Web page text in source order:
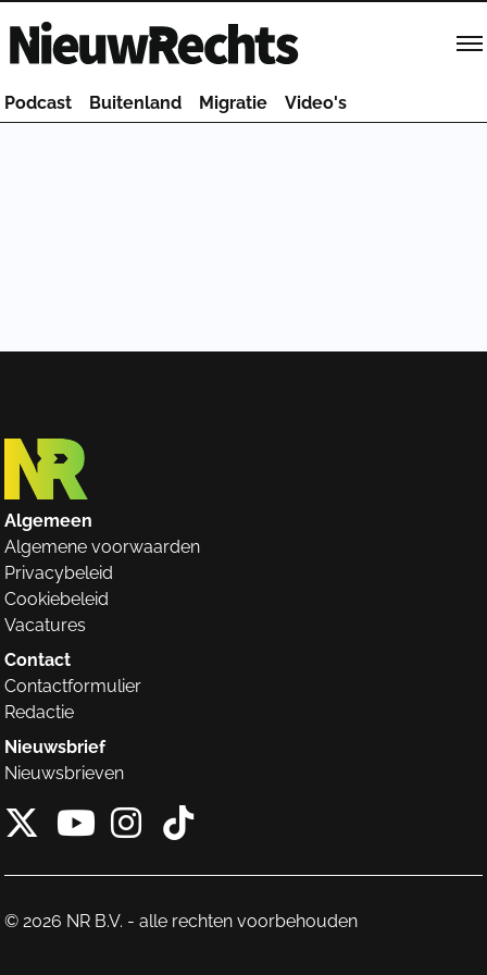
Homepage van NieuwRechts
Podcast Buitenland Migratie Video's
Algemeen
Algemene voorwaarden
Privacybeleid
Cookiebeleid
Vacatures
Contact
Contactformulier
Redactie
Nieuwsbrief
Nieuwsbrieven
X van NieuwRechts
Instagram van
Tiktok van
© 2026 NR B.V. - alle rechten voorbehouden